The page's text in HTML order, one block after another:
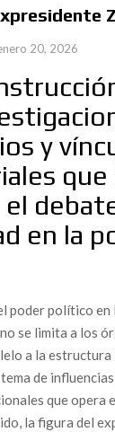
20, 2026
y
que
en la
poder político en
se limita a los
a la
de
que opera
la figura del